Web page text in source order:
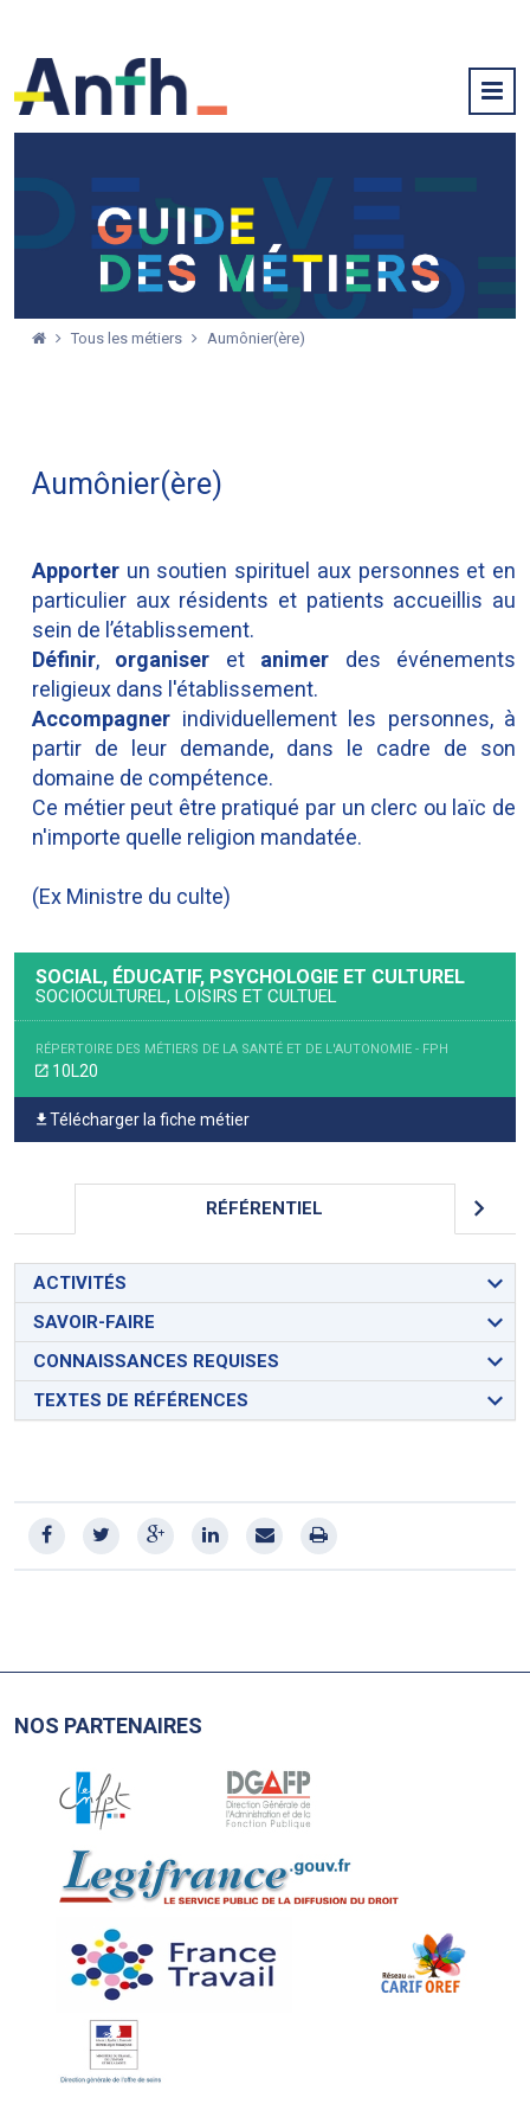
Tous les métiers Aumônier(ère)
Aumônier(ère)
Apporter un soutien spirituel aux personnes et en
particulier aux résidents et patients accueillis au
sein de l’établissement.
Définir, organiser et animer des événements
religieux dans l'établissement.
Accompagner individuellement les personnes, à
partir de leur demande, dans le cadre de son
domaine de compétence.
Ce métier peut être pratiqué par un clerc ou laïc de
n'importe quelle religion mandatée.
(Ex Ministre du culte)
SOCIAL, ÉDUCATIF, PSYCHOLOGIE ET CULTUREL
SOCIOCULTUREL, LOISIRS ET CULTUEL
RÉPERTOIRE DES MÉTIERS DE LA SANTÉ ET DE L'AUTONOMIE - FPH
10L20
Télécharger la fiche métier
RÉFÉRENTIEL
ACTIVITÉS
SAVOIR-FAIRE
CONNAISSANCES REQUISES
TEXTES DE RÉFÉRENCES
NOS PARTENAIRES